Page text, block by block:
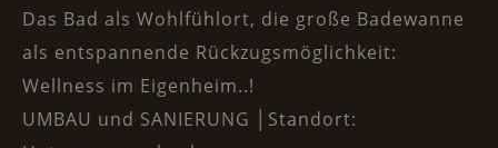
Das Bad als Wohlfühlort, die große Badewanne
als entspannende Rückzugsmöglichkeit:
Wellness im Eigenheim..!
UMBAU und SANIERUNG │Standort: